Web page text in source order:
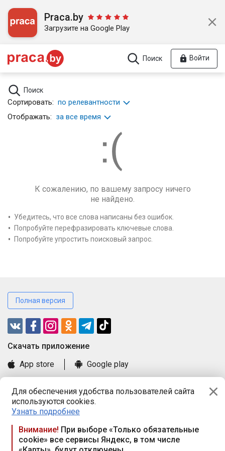
Для обеспечения удобства пользователей сайта
используются cookies.
Узнать подробнее
Внимание! При выборе «Только обязательные
cookie» все сервисы Яндекс, в том числе
Praca.by
Загрузите на Google Play
Поиск Войти
Поиск
Сортировать: по релевантности
Отображать: за все время
К сожалению, по вашему запросу ничего
не найдено.
Убедитесь, что все слова написаны без ошибок.
Попробуйте перефразировать ключевые слова.
Попробуйте упростить поисковый запрос.
Полная версия
Cкачать приложение
App store
Google play
Книга замечаний и предложений
Правила и документы
Praca.by © 2000—2026, ООО «ПРАЦА БАЙ»
Республика Беларусь, 220114, г. Минск, пр-т Независимости
117а, пом. № 9.